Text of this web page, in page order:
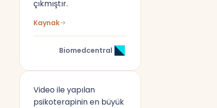
çıkmıştır.
Kaynak
Biomedcentral
Video ile yapılan
psikoterapinin en büyük